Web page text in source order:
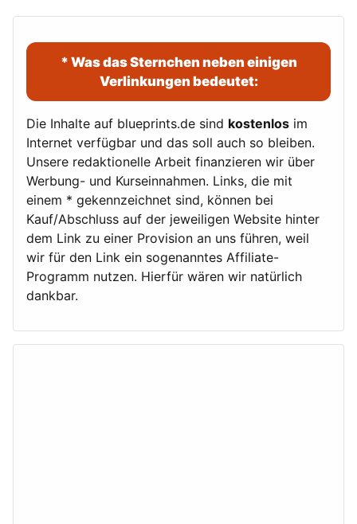
* Was das Sternchen neben einigen
Verlinkungen bedeutet:
Die Inhalte auf blueprints.de sind kostenlos im
Internet verfügbar und das soll auch so bleiben.
Unsere redaktionelle Arbeit finanzieren wir über
Werbung- und Kurseinnahmen. Links, die mit
einem * gekennzeichnet sind, können bei
Kauf/Abschluss auf der jeweiligen Website hinter
dem Link zu einer Provision an uns führen, weil
wir für den Link ein sogenanntes Affiliate-
Programm nutzen. Hierfür wären wir natürlich
dankbar.